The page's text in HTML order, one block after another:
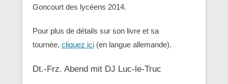
Goncourt des lycéens 2014.
Pour plus de détails sur son livre et sa
tournée, cliquez ici (en langue allemande).
Dt.-Frz. Abend mit DJ Luc-le-Truc